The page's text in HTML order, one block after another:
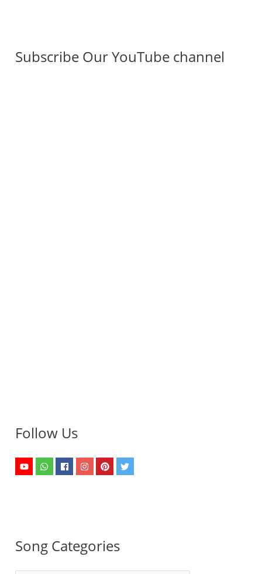
Subscribe Our YouTube channel
Follow Us
Song Categories